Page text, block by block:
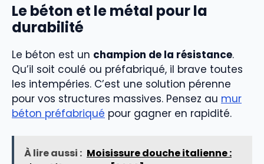
Le béton et le métal pour la
durabilité
Le béton est un champion de la résistance.
Qu’il soit coulé ou préfabriqué, il brave toutes
les intempéries. C’est une solution pérenne
pour vos structures massives. Pensez au mur
béton préfabriqué pour gagner en rapidité.
À lire aussi : Moisissure douche italienne :